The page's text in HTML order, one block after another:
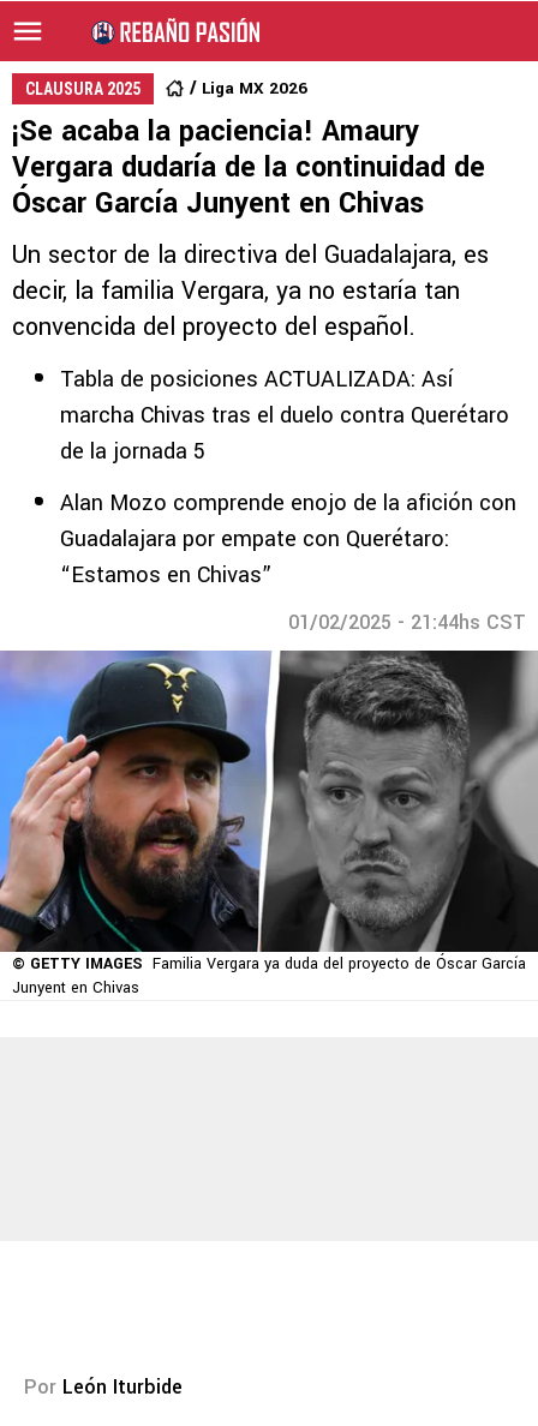
CLAUSURA 2025 Liga MX 2026
¡Se acaba la paciencia! Amaury
Vergara dudaría de la continuidad de
Óscar García Junyent en Chivas
Un sector de la directiva del Guadalajara, es
decir, la familia Vergara, ya no estaría tan
convencida del proyecto del español.
Tabla de posiciones ACTUALIZADA: Así
marcha Chivas tras el duelo contra Querétaro
de la jornada 5
Alan Mozo comprende enojo de la afición con
Guadalajara por empate con Querétaro:
“Estamos en Chivas”
01/02/2025 - 21:44hs CST
© GETTY IMAGES Familia Vergara ya duda del proyecto de Óscar García
Junyent en Chivas
Por León Iturbide